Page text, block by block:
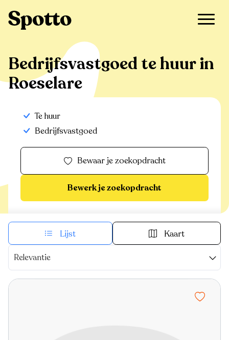
Roeselare
Bedrijfsvastgoed te huur in
Roeselare
Te huur
Bedrijfsvastgoed
Bewaar je zoekopdracht
Bewerk je zoekopdracht
Lijst Kaart
Relevantie